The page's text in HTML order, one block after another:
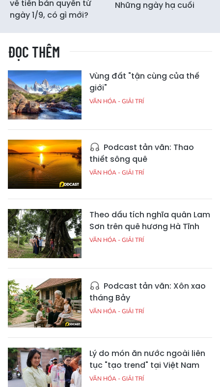
về tiền bản quyền từ
ngày 1/9, có gì mới?
Những ngày hạ cuối
ĐỌC THÊM
Vùng đất "tận cùng của thế
giới"
VĂN HÓA - GIẢI TRÍ
Podcast tản văn: Thao
thiết sông quê
VĂN HÓA - GIẢI TRÍ
Theo dấu tích nghĩa quân Lam
Sơn trên quê hương Hà Tĩnh
VĂN HÓA - GIẢI TRÍ
Podcast tản văn: Xôn xao
tháng Bảy
VĂN HÓA - GIẢI TRÍ
Lý do món ăn nước ngoài liên
tục "tạo trend" tại Việt Nam
VĂN HÓA - GIẢI TRÍ